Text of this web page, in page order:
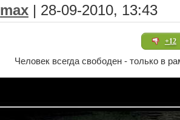
max | 28-09-2010, 13:43
+12
Человек всегда свободен - только в